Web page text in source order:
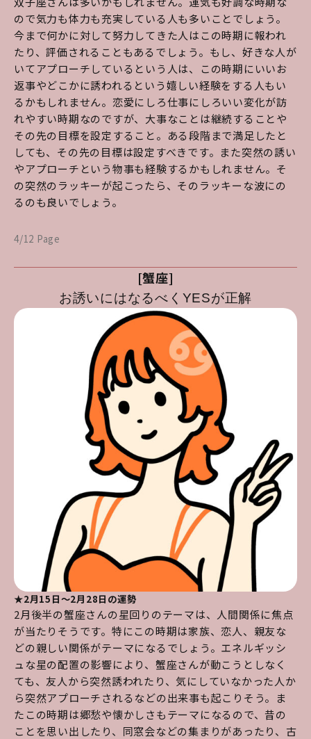
ので気力も体力も充実している人も多いことでしょう。
今まで何かに対して努力してきた人はこの時期に報われ
たり、評価されることもあるでしょう。もし、好きな人が
いてアプローチしているという人は、この時期にいいお
返事やどこかに誘われるという嬉しい経験をする人もい
るかもしれません。恋愛にしろ仕事にしろいい変化が訪
れやすい時期なのですが、大事なことは継続することや
その先の目標を設定すること。ある段階まで満足したと
しても、その先の目標は設定すべきです。また突然の誘い
やアプローチという物事も経験するかもしれません。そ
の突然のラッキーが起こったら、そのラッキーな波にの
るのも良いでしょう。
4/12 Page
[蟹座]
お誘いにはなるべくYESが正解
★2月15日～2月28日の運勢
2月後半の蟹座さんの星回りのテーマは、人間関係に焦点
が当たりそうです。特にこの時期は家族、恋人、親友な
どの親しい関係がテーマになるでしょう。エネルギッシ
ュな星の配置の影響により、蟹座さんが動こうとしなく
ても、友人から突然誘われたり、気にしていなかった人か
ら突然アプローチされるなどの出来事も起こりそう。ま
たこの時期は郷愁や懐かしさもテーマになるので、昔の
ことを思い出したり、同窓会などの集まりがあったり、古